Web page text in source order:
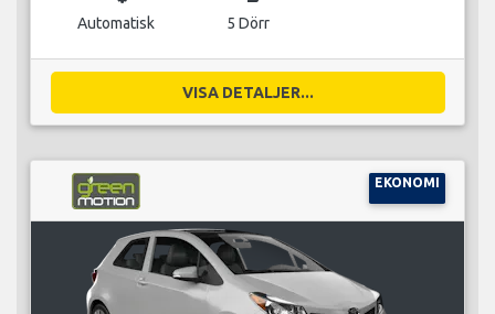
Automatisk 5 Dörr
VISA DETALJER...
EKONOMI